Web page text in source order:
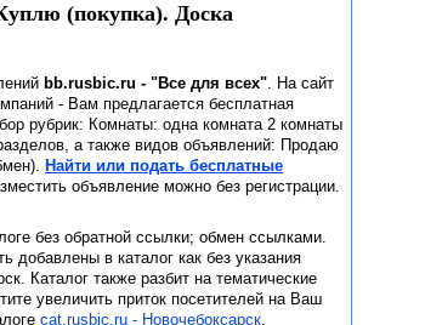
(покупка). Доска
bb.rusbic.ru - "Все для всех". На сайт
- Вам предлагается бесплатная
рубрик: Комнаты: одна комната 2 комнаты
а также видов объявлений: Продаю
Найти или подать бесплатные
объявление можно без регистрации.
без обратной ссылки; обмен ссылками.
добавлены в каталог как без указания
Каталог также разбит на тематические
увеличить приток посетителей на Ваш
cat.rusbic.ru - Новочебоксарск.